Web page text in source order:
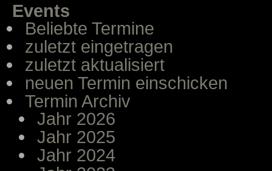
Events
Beliebte Termine
zuletzt eingetragen
zuletzt aktualisiert
neuen Termin einschicken
Termin Archiv
Jahr 2026
Jahr 2025
Jahr 2024